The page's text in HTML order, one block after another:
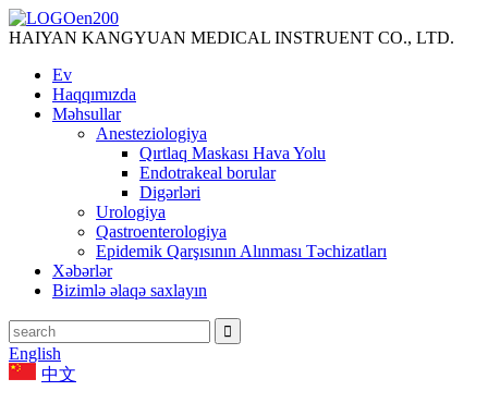
HAIYAN KANGYUAN MEDICAL INSTRUENT CO., LTD.
Ev
Haqqımızda
Məhsullar
Anesteziologiya
Qırtlaq Maskası Hava Yolu
Endotrakeal borular
Digərləri
Urologiya
Qastroenterologiya
Epidemik Qarşısının Alınması Təchizatları
Xəbərlər
Bizimlə əlaqə saxlayın
English
中文